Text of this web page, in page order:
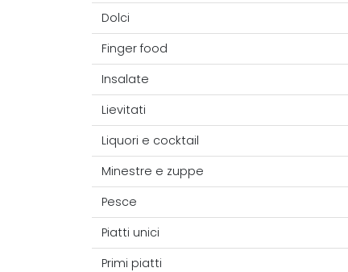
Dolci
Finger food
Insalate
Lievitati
Liquori e cocktail
Minestre e zuppe
Pesce
Piatti unici
Primi piatti